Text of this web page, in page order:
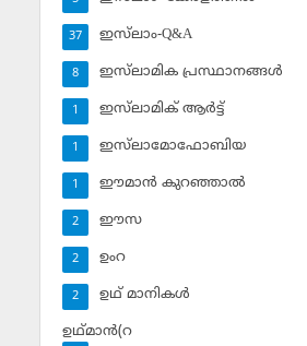
ഇസ്‌ലാം-Q&A
37
ഇസ്‌ലാമിക പ്രസ്ഥാനങ്ങള്‍
8
ഇസ്‌ലാമിക് ആര്‍ട്ട്
1
ഇസ്‌ലാമോഫോബിയ
1
ഈമാന്‍ കുറഞ്ഞാല്‍
1
ഈസ
2
ഉംറ
2
ഉഥ് മാനികള്‍
2
ഉഥ്മാന്‍(റ